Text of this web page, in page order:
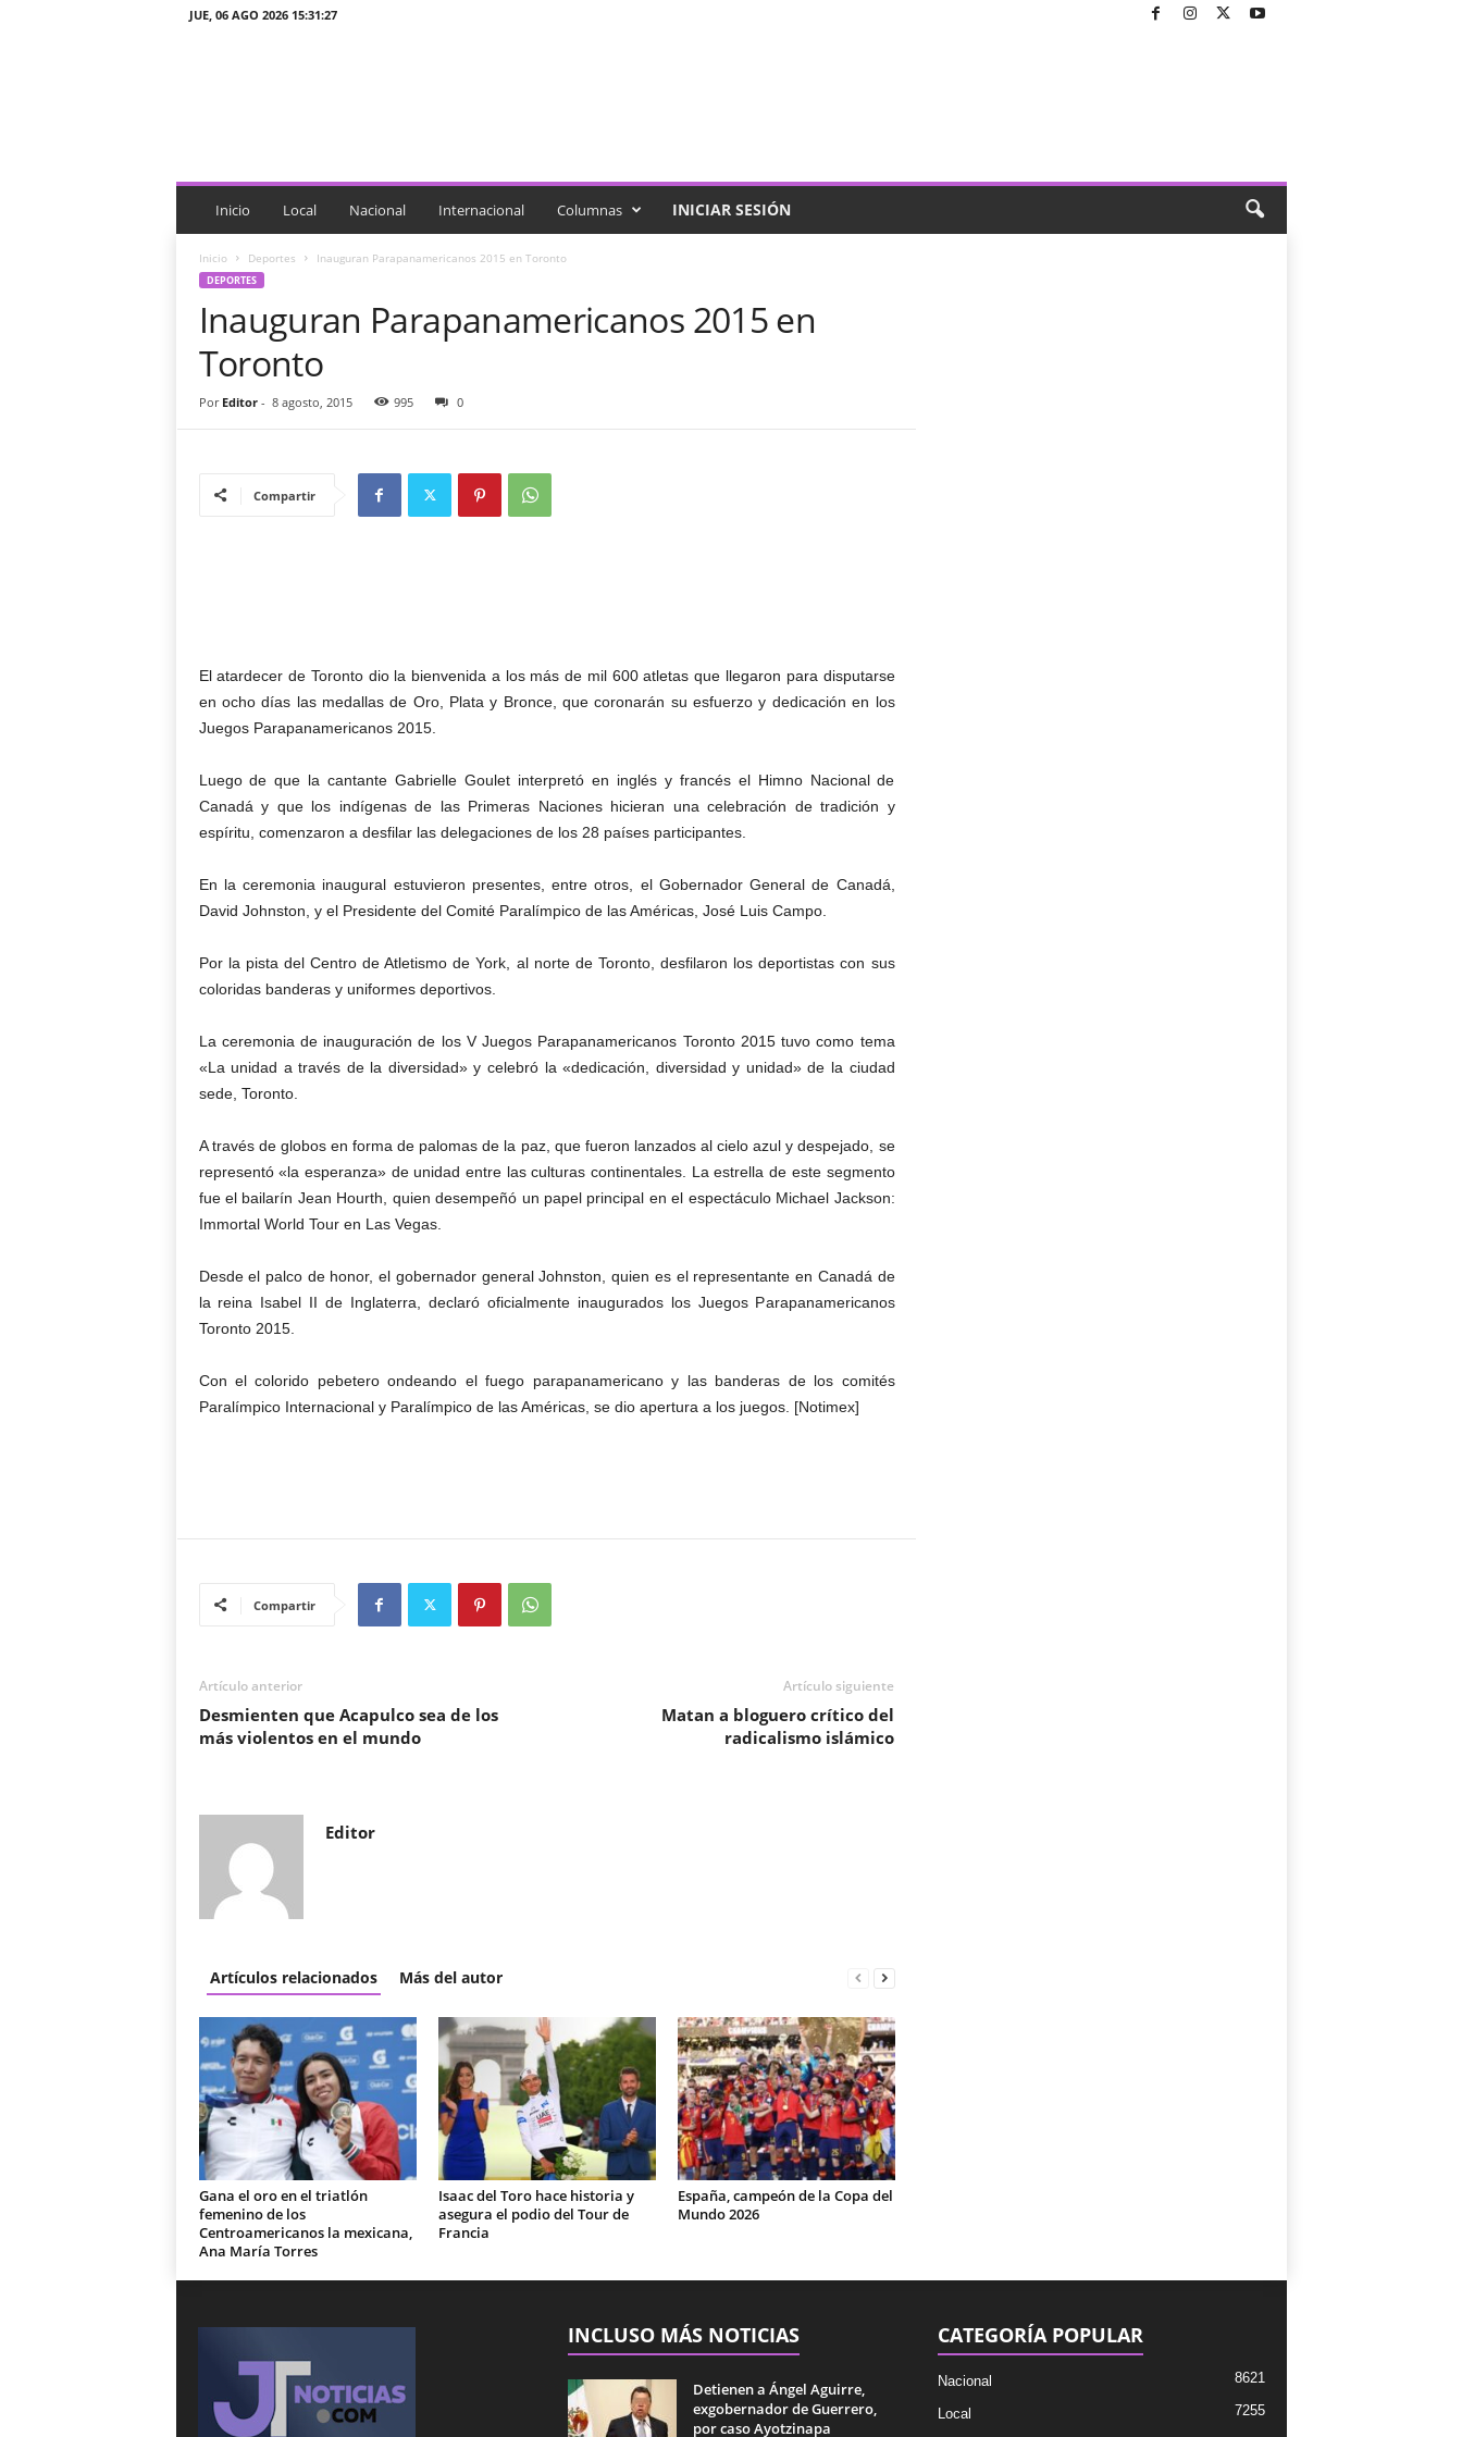
JUE, 06 AGO 2026 15:31:27
c
a
Inicio Local Nacional Internacional Columnas INICIAR SESIÓN
Inicio Deportes Inauguran Parapanamericanos 2015 en Toronto
DEPORTES
Inauguran Parapanamericanos 2015 en
Toronto
Por Editor- 8 agosto, 2015 995 0
Compartir
El atardecer de Toronto dio la bienvenida a los más de mil 600 atletas que llegaron para disputarse
en ocho días las medallas de Oro, Plata y Bronce, que coronarán su esfuerzo y dedicación en los
Juegos Parapanamericanos 2015.
Luego de que la cantante Gabrielle Goulet interpretó en inglés y francés el Himno Nacional de
Canadá y que los indígenas de las Primeras Naciones hicieran una celebración de tradición y
espíritu, comenzaron a desfilar las delegaciones de los 28 países participantes.
En la ceremonia inaugural estuvieron presentes, entre otros, el Gobernador General de Canadá,
David Johnston, y el Presidente del Comité Paralímpico de las Américas, José Luis Campo.
Por la pista del Centro de Atletismo de York, al norte de Toronto, desfilaron los deportistas con sus
coloridas banderas y uniformes deportivos.
La ceremonia de inauguración de los V Juegos Parapanamericanos Toronto 2015 tuvo como tema
«La unidad a través de la diversidad» y celebró la «dedicación, diversidad y unidad» de la ciudad
sede, Toronto.
A través de globos en forma de palomas de la paz, que fueron lanzados al cielo azul y despejado, se
representó «la esperanza» de unidad entre las culturas continentales. La estrella de este segmento
fue el bailarín Jean Hourth, quien desempeñó un papel principal en el espectáculo Michael Jackson:
Immortal World Tour en Las Vegas.
Desde el palco de honor, el gobernador general Johnston, quien es el representante en Canadá de
la reina Isabel II de Inglaterra, declaró oficialmente inaugurados los Juegos Parapanamericanos
Toronto 2015.
Con el colorido pebetero ondeando el fuego parapanamericano y las banderas de los comités
Paralímpico Internacional y Paralímpico de las Américas, se dio apertura a los juegos. [Notimex]
Compartir
Artículo anterior
Desmienten que Acapulco sea de los
más violentos en el mundo
Artículo siguiente
Matan a bloguero crítico del
radicalismo islámico
Editor
Artículos relacionados Más del autor
Gana el oro en el triatlón
femenino de los
Centroamericanos la mexicana,
Ana María Torres
Isaac del Toro hace historia y
asegura el podio del Tour de
Francia
España, campeón de la Copa del
Mundo 2026
INCLUSO MÁS NOTICIAS
Detienen a Ángel Aguirre,
exgobernador de Guerrero,
por caso Ayotzinapa
CATEGORÍA POPULAR
Nacional 8621
Local
7255